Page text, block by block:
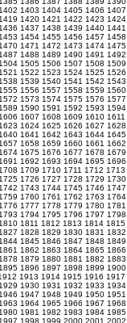
1403 1404 1405 1406 1407
1420 1421 1422 1423 1424
1437 1438 1439 1440 1441
1454 1455 1456 1457 1458
1471 1472 1473 1474 1475
1488 1489 1490 1491 1492
1505 1506 1507 1508 1509
1522 1523 1524 1525 1526
1539 1540 1541 1542 1543
1556 1557 1558 1559 1560
1573 1574 1575 1576 1577
1590 1591 1592 1593 1594
1607 1608 1609 1610 1611
1624 1625 1626 1627 1628
1641 1642 1643 1644 1645
1658 1659 1660 1661 1662
1675 1676 1677 1678 1679
1692 1693 1694 1695 1696
1709 1710 1711 1712 1713
1726 1727 1728 1729 1730
1743 1744 1745 1746 1747
1760 1761 1762 1763 1764
1777 1778 1779 1780 1781
1794 1795 1796 1797 1798
1811 1812 1813 1814 1815
1828 1829 1830 1831 1832
1845 1846 1847 1848 1849
1862 1863 1864 1865 1866
1879 1880 1881 1882 1883
1896 1897 1898 1899 1900
1913 1914 1915 1916 1917
1930 1931 1932 1933 1934
1947 1948 1949 1950 1951
1964 1965 1966 1967 1968
1981 1982 1983 1984 1985